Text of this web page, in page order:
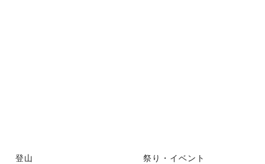
登山 祭り・イベント